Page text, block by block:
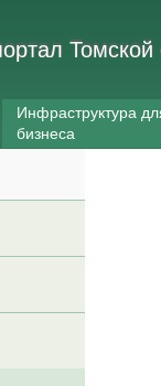
Томской
Инфраструктура
бизнеса